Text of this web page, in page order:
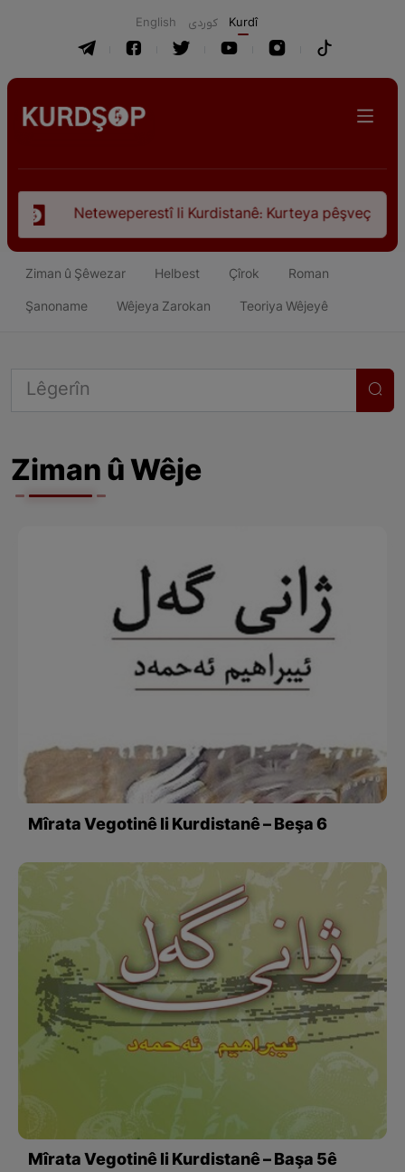
English كوردی Kurdî
li Kurdistanê: Kurteya pêşveçûna dirokî û civakî-siyasî
Ziman û Şêwezar Helbest Çîrok Roman
Şanoname Wêjeya Zarokan Teoriya Wêjeyê
Ziman û Wêje
Mîrata Vegotinê li Kurdistanê – Beşa 6
Mîrata Vegotinê li Kurdistanê – Başa 5ê